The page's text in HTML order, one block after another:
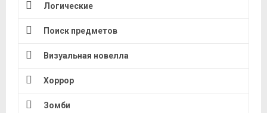
Логические
Поиск предметов
Визуальная новелла
Хоррор
Зомби